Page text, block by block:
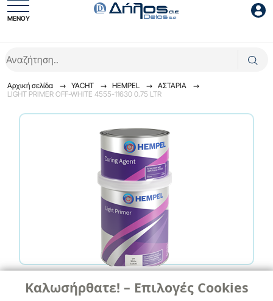
Καλωσήρθατε! – Επιλογές Cookies
ΜΕΝΟΥ
Ξέχασες το password;
Αρχική σελίδα YACHT HEMPEL
ΑΣΤΑΡΙΑ
LIGHT PRIMER OFF-WHITE 4555-11630 0.75 LTR